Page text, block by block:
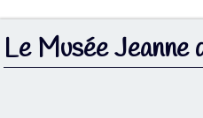
Le Musée